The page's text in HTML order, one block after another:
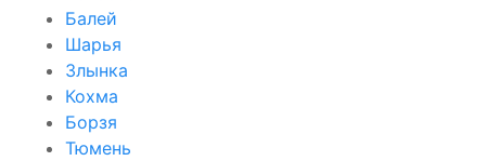
Балей
Шарья
Злынка
Кохма
Борзя
Тюмень